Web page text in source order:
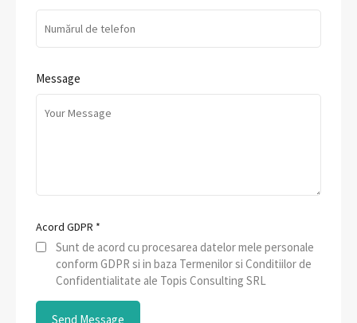
Message
Acord GDPR *
Sunt de acord cu procesarea datelor mele personale
conform GDPR si in baza Termenilor si Conditiilor de
Confidentialitate ale Topis Consulting SRL